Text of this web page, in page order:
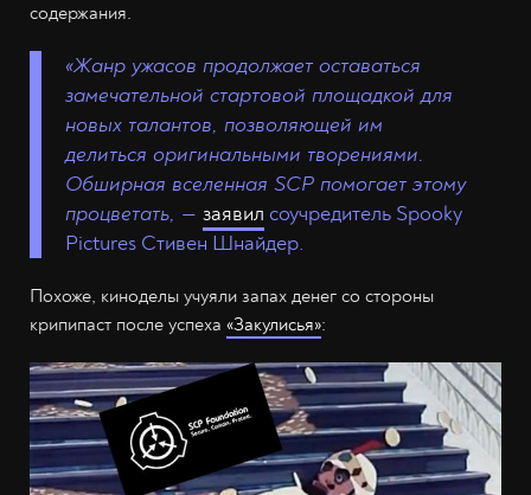
содержания.
«Жанр ужасов продолжает оставаться
замечательной стартовой площадкой для
новых талантов, позволяющей им
делиться оригинальными творениями.
Обширная вселенная SCP помогает этому
процветать, — заявил соучредитель Spooky
Pictures Стивен Шнайдер.
Похоже, киноделы учуяли запах денег со стороны
крипипаст после успеха «Закулисья»: